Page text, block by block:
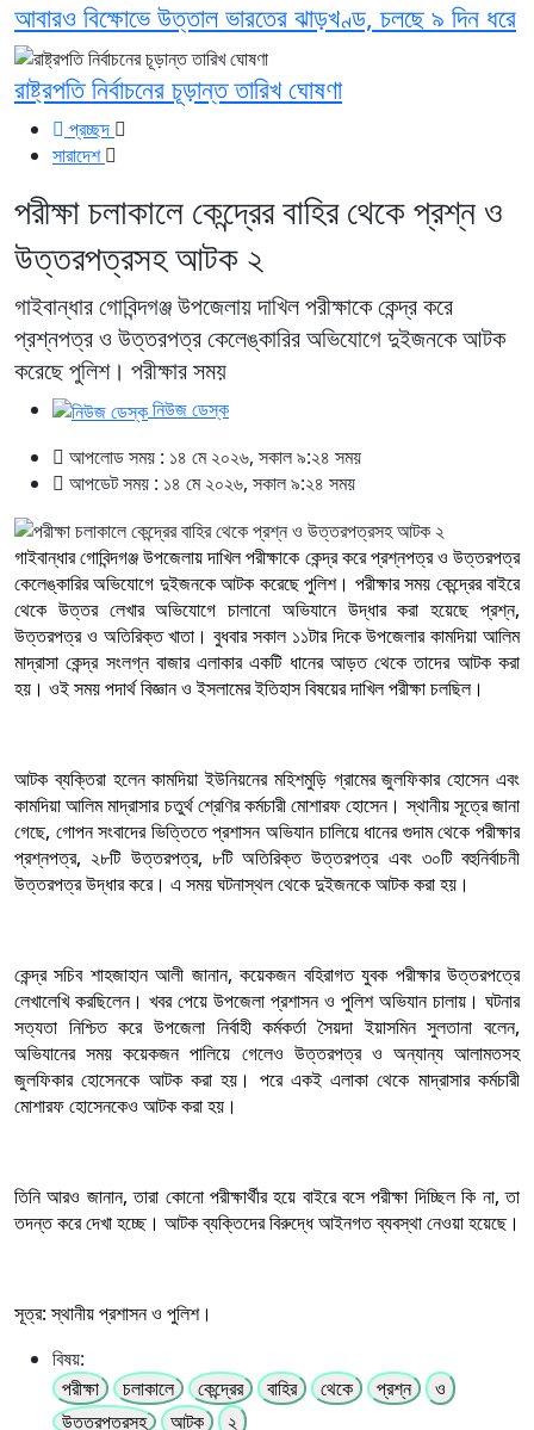
প্রচ্ছদ
সারাদেশ
পরীক্ষা চলাকালে কেন্দ্রের বাহির থেকে প্রশ্ন ও
উত্তরপত্রসহ আটক ২
গাইবান্ধার গোবিন্দগঞ্জ উপজেলায় দাখিল পরীক্ষাকে কেন্দ্র করে
প্রশ্নপত্র ও উত্তরপত্র কেলেঙ্কারির অভিযোগে দুইজনকে আটক
করেছে পুলিশ। পরীক্ষার সময়
নিউজ ডেস্ক
আপলোড সময় : ১৪ মে ২০২৬, সকাল ৯:২৪ সময়
আপডেট সময় : ১৪ মে ২০২৬, সকাল ৯:২৪ সময়
গাইবান্ধার গোবিন্দগঞ্জ উপজেলায় দাখিল পরীক্ষাকে কেন্দ্র করে প্রশ্নপত্র ও উত্তরপত্র
কেলেঙ্কারির অভিযোগে দুইজনকে আটক করেছে পুলিশ। পরীক্ষার সময় কেন্দ্রের বাইরে
থেকে উত্তর লেখার অভিযোগে চালানো অভিযানে উদ্ধার করা হয়েছে প্রশ্ন,
উত্তরপত্র ও অতিরিক্ত খাতা। বুধবার সকাল ১১টার দিকে উপজেলার কামদিয়া আলিম
মাদ্রাসা কেন্দ্র সংলগ্ন বাজার এলাকার একটি ধানের আড়ত থেকে তাদের আটক করা
হয়। ওই সময় পদার্থ বিজ্ঞান ও ইসলামের ইতিহাস বিষয়ের দাখিল পরীক্ষা চলছিল।
আটক ব্যক্তিরা হলেন কামদিয়া ইউনিয়নের মহিশমুড়ি গ্রামের জুলফিকার হোসেন এবং
কামদিয়া আলিম মাদ্রাসার চতুর্থ শ্রেণির কর্মচারী মোশারফ হোসেন। স্থানীয় সূত্রে জানা
গেছে, গোপন সংবাদের ভিত্তিতে প্রশাসন অভিযান চালিয়ে ধানের গুদাম থেকে পরীক্ষার
প্রশ্নপত্র, ২৮টি উত্তরপত্র, ৮টি অতিরিক্ত উত্তরপত্র এবং ৩০টি বহুনির্বাচনী
উত্তরপত্র উদ্ধার করে। এ সময় ঘটনাস্থল থেকে দুইজনকে আটক করা হয়।
কেন্দ্র সচিব শাহজাহান আলী জানান, কয়েকজন বহিরাগত যুবক পরীক্ষার উত্তরপত্রে
লেখালেখি করছিলেন। খবর পেয়ে উপজেলা প্রশাসন ও পুলিশ অভিযান চালায়। ঘটনার
সত্যতা নিশ্চিত করে উপজেলা নির্বাহী কর্মকর্তা সৈয়দা ইয়াসমিন সুলতানা বলেন,
অভিযানের সময় কয়েকজন পালিয়ে গেলেও উত্তরপত্র ও অন্যান্য আলামতসহ
জুলফিকার হোসেনকে আটক করা হয়। পরে একই এলাকা থেকে মাদ্রাসার কর্মচারী
মোশারফ হোসেনকেও আটক করা হয়।
তিনি আরও জানান, তারা কোনো পরীক্ষার্থীর হয়ে বাইরে বসে পরীক্ষা দিচ্ছিল কি না, তা
তদন্ত করে দেখা হচ্ছে। আটক ব্যক্তিদের বিরুদ্ধে আইনগত ব্যবস্থা নেওয়া হয়েছে।
সূত্র: স্থানীয় প্রশাসন ও পুলিশ।
বিষয়:
পরীক্ষা
চলাকালে কেন্দ্রের বাহির থেকে প্রশ্ন
ও
উত্তরপত্রসহ
আটক ২
আবারও বিক্ষোভে উত্তাল ভারতের ঝাড়খণ্ড, চলছে ৯ দিন ধরে
রাষ্ট্রপতি নির্বাচনের চূড়ান্ত তারিখ ঘোষণা